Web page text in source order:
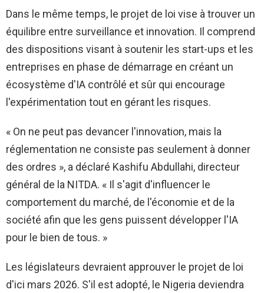
Dans le même temps, le projet de loi vise à trouver un
équilibre entre surveillance et innovation. Il comprend
des dispositions visant à soutenir les start-ups et les
entreprises en phase de démarrage en créant un
écosystème d'IA contrôlé et sûr qui encourage
l'expérimentation tout en gérant les risques.
« On ne peut pas devancer l'innovation, mais la
réglementation ne consiste pas seulement à donner
des ordres », a déclaré Kashifu Abdullahi, directeur
général de la NITDA. « Il s'agit d'influencer le
comportement du marché, de l'économie et de la
société afin que les gens puissent développer l'IA
pour le bien de tous. »
Les législateurs devraient approuver le projet de loi
d'ici mars 2026. S'il est adopté, le Nigeria deviendra